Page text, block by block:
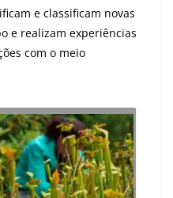
e classificam novas
e realizam experiências
com o meio